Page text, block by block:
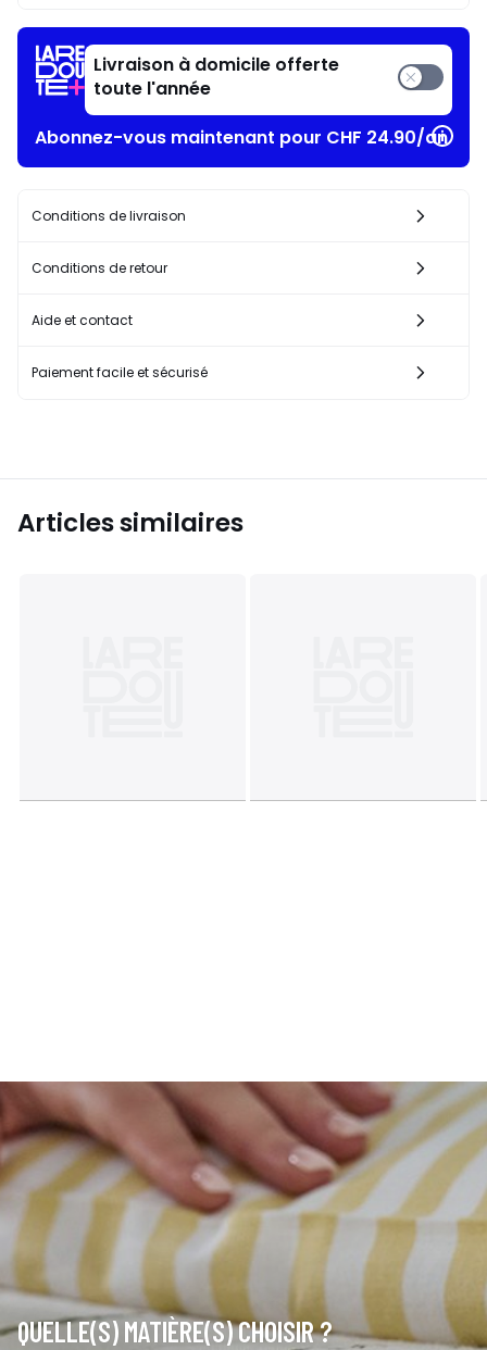
Livraison à domicile offerte
toute l'année
Abonnez-vous maintenant pour CHF 24.90/an​
Conditions de livraison
Conditions de retour
Aide et contact
Paiement facile et sécurisé
Articles similaires
QUELLE(S) MATIÈRE(S) CHOISIR ?